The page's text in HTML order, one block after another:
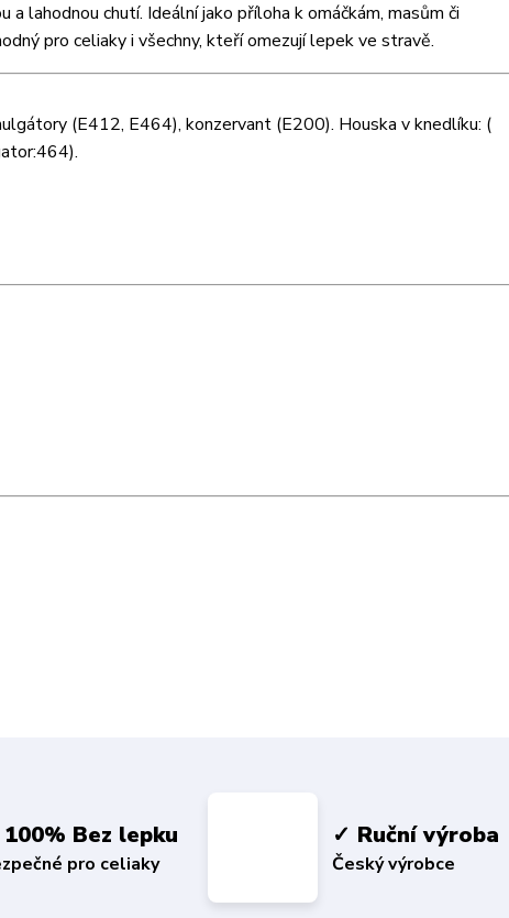
lahodnou chutí. Ideální jako příloha k omáčkám, masům či
pro celiaky i všechny, kteří omezují lepek ve stravě.
(E412, E464), konzervant (E200). Houska v knedlíku: (
Bez lepku
pro celiaky
✓ Ruční výroba
Český výrobce